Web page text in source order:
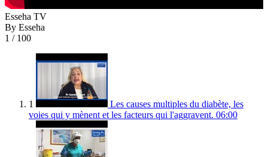
Esseha TV
By Esseha
1 / 100
1
Les causes multiples du diabète, les
voies qui y mènent et les facteurs qui l'aggravent. 06:00